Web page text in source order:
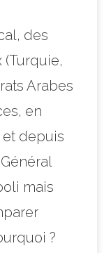
des
Arabes
en
et depuis
mais
?